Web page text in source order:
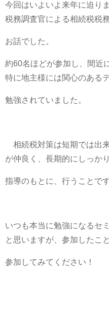
今回はいよいよ来年に迫り
税務調査官による相続税税
お話でした。
約60名ほどが参加し、間近
特に地主様には関心のある
勉強されていました。
相続税対策は短期では出
が仲良く、長期的にしっか
指導のもとに、行うことです
いつも本当に勉強になるセ
と思いますが、参加したこ
参加してみてください